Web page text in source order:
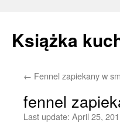
Książka
Skip
to
← Fennel zapiekany w
fennel
Last update: April 25,